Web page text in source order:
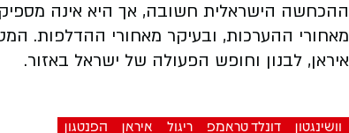
ההכחשה הישראלית חשובה, אך היא אינה
מאחורי ההערכות, ובעיקר מאחורי ההדלפות.
איראן, לבנון וחופש הפעולה של ישראל באזור.
וושינגטון דונלד טראמפ ריגול איראן הפנטגון